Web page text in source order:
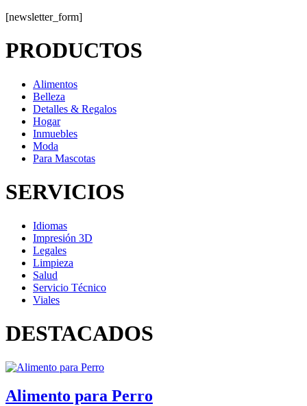
[newsletter_form]
PRODUCTOS
Alimentos
Belleza
Detalles & Regalos
Hogar
Inmuebles
Moda
Para Mascotas
SERVICIOS
Idiomas
Impresión 3D
Legales
Limpieza
Salud
Servicio Técnico
Viales
DESTACADOS
Alimento para Perro